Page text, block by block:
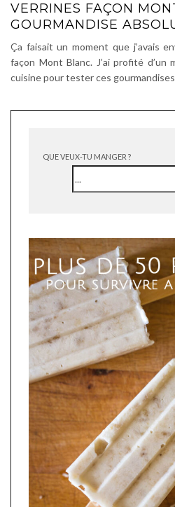
VERRINES FAÇON
GOURMANDISE
Ça faisait un moment que j’avais
façon Mont Blanc. J’ai profité d’un
cuisine pour tester ces
QUE VEUX-TU MANGER ?